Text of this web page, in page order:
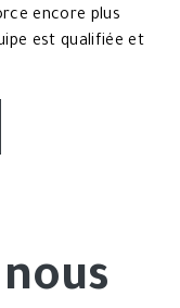
encore plus
est qualifiée et